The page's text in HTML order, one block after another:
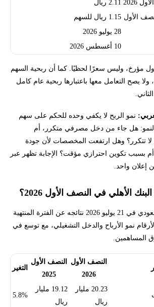
2026
2.11 ريال
الأول 1.15 ريال للسهم
28 يوليو 2026
10 أغسطس 2026
مؤرخ، وليس سعرًا لحظيًا. كما أن ربحية السهم
يصح التعامل معها باعتبارها ربحية عام كامل
نمو الربح لا يكفي وحده للحكم على سهم
هل جاء من دخل مصرفي متكرر، أم
تتكرر؟ وهل ارتفعت المخصصات لأن جودة
أم بسبب تكوين احترازي مؤقت؟ الإجابة تظهر عبر
إعلان واحد.
الأهلي في النصف الأول 2026؟
أعلن البنك الأهلي السعودي في 21 يوليو 2026 نتائجه عن الفترة المنتهية
الأرقام نمو الأرباح والدخل التشغيلي، مع توسع في
المساهمين.
النصف الأول
2026
النصف الأول
2025
التغير
20.23 مليار
ريال
19.12 مليار
ريال
5.8%